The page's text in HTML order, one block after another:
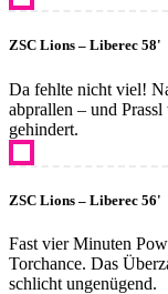
ZSC Lions – Liberec 58'
Da fehlte nicht viel!
abprallen – und
gehindert.
ZSC Lions – Liberec 56'
Fast vier Minuten
Torchance. Das
schlicht ungenügend.